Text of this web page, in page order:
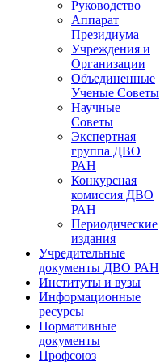
Руководство
Аппарат
Президиума
Учреждения и
Организации
Объединенные
Ученые Советы
Научные
Советы
Экспертная
группа ДВО
РАН
Конкурсная
комиссия ДВО
РАН
Периодические
издания
Учредительные
документы ДВО РАН
Институты и вузы
Информационные
ресурсы
Нормативные
документы
Профсоюз